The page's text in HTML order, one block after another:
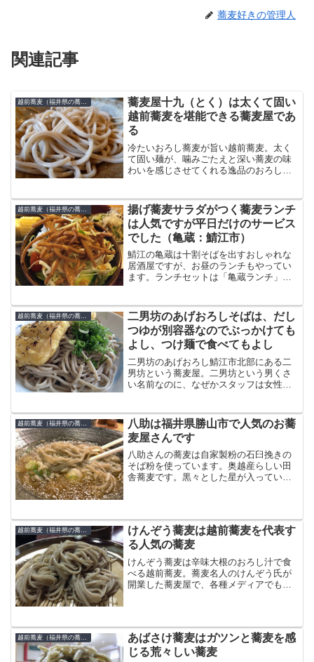
蕎麦好きの管理人
関連記事
越前蕎麦（福井県の蕎麦）
蕎麦屋十九（とく）は太くて固い
越前蕎麦を堪能できる蕎麦屋であ
る
冷たいおろし蕎麦が旨い越前蕎麦。太く
て固い麺が、噛みごたえと深い蕎麦の味
わいを感じさせてくれる逸品のおろし蕎
シは辛めの大根おろしが効いているしカ
ツオ控えめなので、ベジタ...
揚げ蕎麦サラダがつく蕎麦ランチ
は人気ですが平日だけのサービス
でした（亀蔵：鯖江市）
鯖江の亀蔵は十割そばを出すおしゃれな
居酒屋ですが、お昼のランチもやってい
ます。ランチセットは「亀蔵ランチ」と
ろ、かけそばでも可）おろしそばを「出
汁ぬき」でオーダーしま...
越前蕎麦（福井県の蕎麦）
二男坊のあげおろしそばは、だし
つゆが別容器なのでぶっかけても
よし、つけ麺で食べてもよし
二男坊のあげおろし鯖江市北部にある二
男坊という蕎麦屋。二男坊という男くさ
い名前なのに、なぜかスタッフは女性ば
は「あげおろし」。冷たいおろし蕎麦の
上に熱い焼き油揚げがのっ...
八助は福井県勝山市で人気のお蕎
麦屋さんです
八助さんの蕎麦は自家製粉の石臼挽きの
そば粉を使っています。奥越産らしい田
舎蕎麦です。黒々とした星が入っていて
たほうがいいでしょう。人...
越前蕎麦（福井県の蕎麦）
けんぞう蕎麦は越前蕎麦を代表す
る人気の蕎麦
けんぞう蕎麦は辛味大根のおろし汁で食
べる越前蕎麦。蕎麦名人のけんぞう氏が
開業した蕎麦屋で、各種メディアでも常
食べてみてほしいですね。...
あばさけ蕎麦はガツンと蕎麦を感
じる荒々しい蕎麦